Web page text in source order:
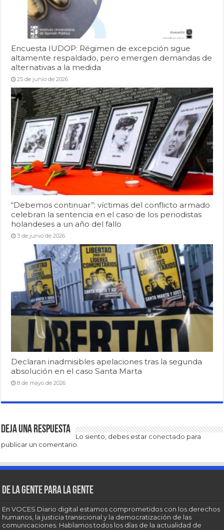
Encuesta IUDOP: Régimen de excepción sigue
altamente respaldado, pero emergen demandas de
alternativas a la medida
25 de junio de 2026
“Debemos continuar”: víctimas del conflicto armado
celebran la sentencia en el caso de los periodistas
holandeses a un año del fallo
3 de junio de 2026
Declaran inadmisibles apelaciones tras la segunda
absolución en el caso Santa Marta
8 de mayo de 2026
Deja una respuesta
Lo siento, debes estar conectado para
publicar un comentario.
De la gente para la gente
En VOCES Diario digital estamos comprometidos con los derechos
humanos, la justicia transicional y la democratización de las
comunicaciones. Hablamos todos los días de la actualidad de